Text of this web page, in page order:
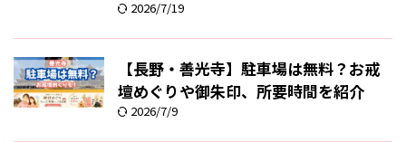
2026/7/19
【長野・善光寺】駐車場は無料？お戒
壇めぐりや御朱印、所要時間を紹介
2026/7/9